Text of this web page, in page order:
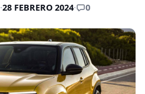
·28 FEBRERO 2024· 0